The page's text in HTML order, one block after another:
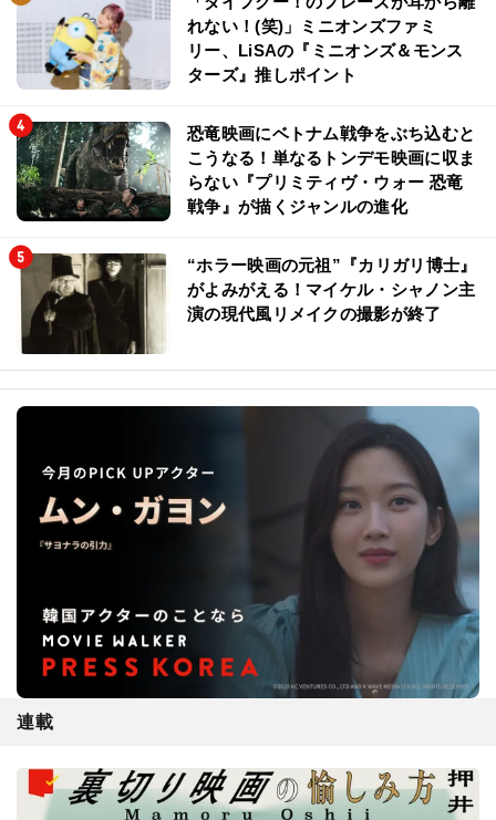
れない！(笑)」ミニオンズファミ
リー、LiSAの『ミニオンズ＆モンス
ターズ』推しポイント
恐竜映画にベトナム戦争をぶち込むと
こうなる！単なるトンデモ映画に収ま
らない『プリミティヴ・ウォー 恐竜
戦争』が描くジャンルの進化
“ホラー映画の元祖”『カリガリ博士』
がよみがえる！マイケル・シャノン主
演の現代風リメイクの撮影が終了
連載